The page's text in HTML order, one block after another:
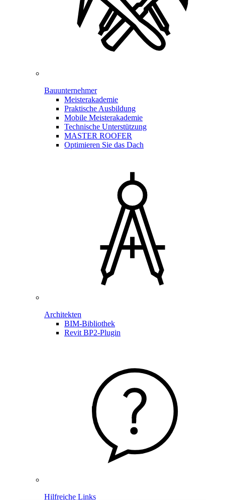
Bauunternehmer
Meisterakademie
Praktische Ausbildung
Mobile Meisterakademie
Technische Unterstützung
MASTER ROOFER
Optimieren Sie das Dach
Architekten
BIM-Bibliothek
Revit BP2-Plugin
Hilfreiche Links